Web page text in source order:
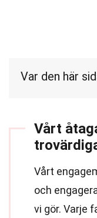
Var den här
Vårt
Vårt
och
vi gör. Varje